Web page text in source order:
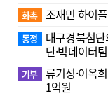
화촉 조재민 하이
동정
대구경북첨
단·빅데이터
기부 류기성·이옥
1억원